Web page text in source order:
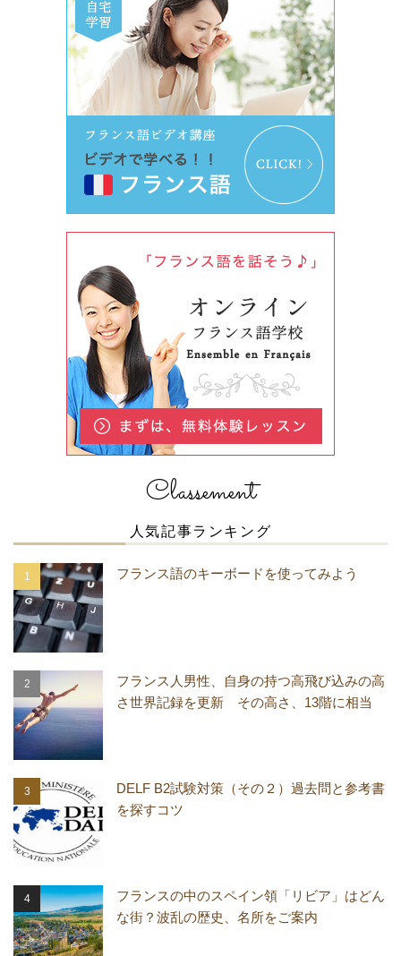
Classement
人気記事ランキング
フランス語のキーボードを使ってみよう
フランス人男性、自身の持つ高飛び込みの高
さ世界記録を更新 その高さ、13階に相当
DELF B2試験対策（その２）過去問と参考書
を探すコツ
フランスの中のスペイン領「リビア」はどん
な街？波乱の歴史、名所をご案内